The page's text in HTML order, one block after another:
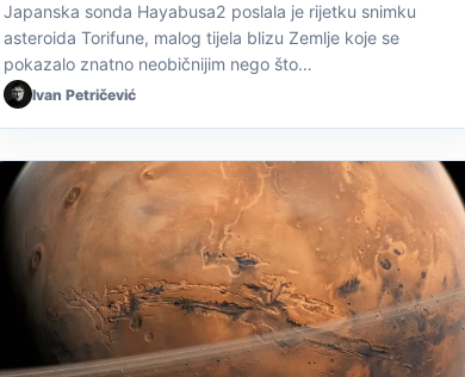
Japanska sonda Hayabusa2 poslala je rijetku snimku
asteroida Torifune, malog tijela blizu Zemlje koje se
pokazalo znatno neobičnijim nego što…
Ivan Petričević